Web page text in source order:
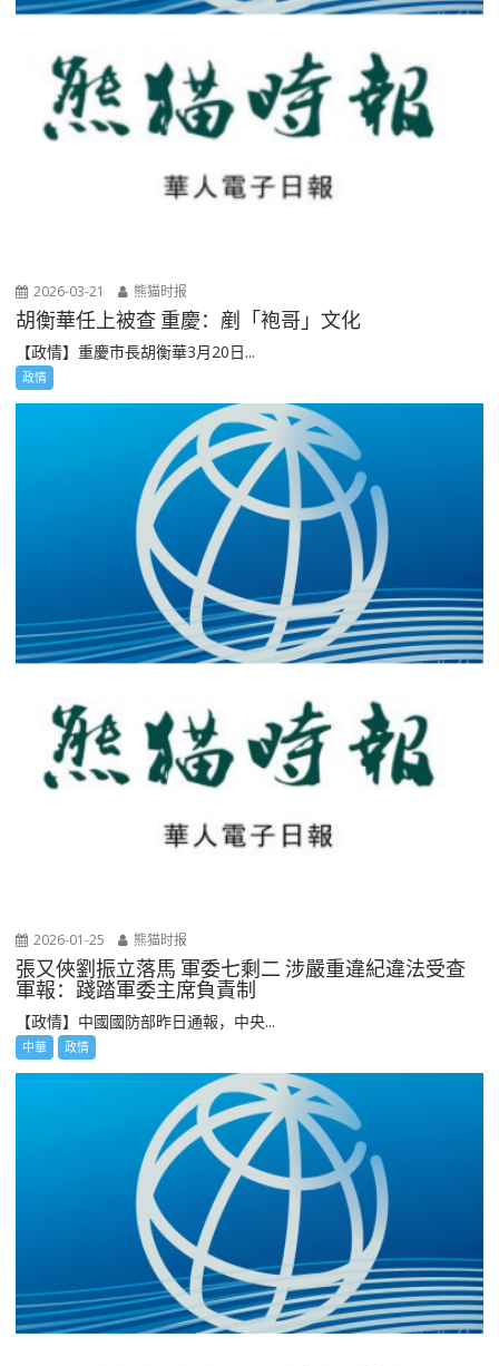
2026-03-21 熊猫时报
胡衡華任上被查 重慶：剷「袍哥」文化
【政情】重慶市長胡衡華3月20日...
政情
2026-01-25 熊猫时报
張又俠劉振立落馬 軍委七剩二 涉嚴重違紀違法受查
軍報：踐踏軍委主席負責制
【政情】中國國防部昨日通報，中央...
中華 政情